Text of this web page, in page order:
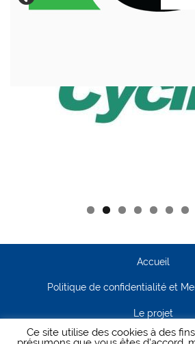
Accueil
Politique de confidentialité et
Le projet
Contact
Ce site utilise des cookies à des